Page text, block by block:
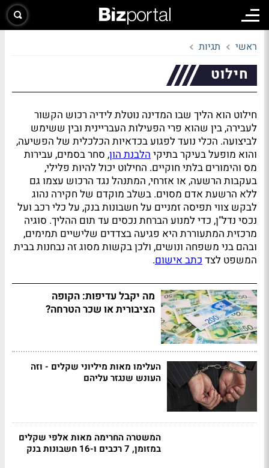
ראשי תגיות
חילוט
חילוט הוא הליך שבו המדינה נוטלת לידיה רכוש הקשור
לעבירה, בין שהוא פרי הפעילות העבריינית ובין ששימש
לביצועה. הכלי נועד לפגוע בכדאיות הכלכלית של הפשיעה,
והוא מופעל בעיקר בתיקיהלבנת הון, סחר בסמים, עבירות
מס והימורים בלתי חוקיים. החילוט יכול להיות פלילי,
בעקבות הרשעה, או אזרחי, המתנהל נגד הרכוש עצמו גם
ללא הרשעת אדם מסוים. בשלב מוקדם של חקירה נהוג
לבקש צווי תפיסה זמניים על חשבונות בנק, על כלי רכב ועל
נכסי נדל"ן, כדי למנוע הברחת נכסים עד תום ההליך. סוגיה
מרכזית המתעוררת היא פגיעה בצדדים שלישיים תמימים,
ובהם בני משפחה ונושים, ולכן בקשות מסוג זה נבחנות בבית
המשפט לצדכתב אישום.
מה יקבל עדיפות: הקופה
הציבורית או שכר הטרחה?
העלימו מאות מיליוני שקלים - וזה
העונש שנגזר עליהם
המשטרה החרימה מאות אלפי שקלים
במזומן, 7 רכבים ו-16 חשבונות בנק